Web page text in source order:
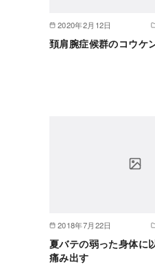
2020年2月12日
頚肩腕症候群のコウケ
2018年7月22日
夏バテの弱った身体に
痛み出す